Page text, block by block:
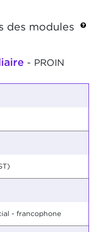
des modules
- PROIN
- francophone